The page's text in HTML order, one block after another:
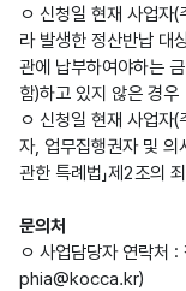
ㅇ 신청일 현재 사업자
라 발생한 정산반납 대
관에 납부하여야하는
함)하고 있지 않은 경우
ㅇ 신청일 현재 사업자
자, 업무집행권자 및 의
관한 특례법」제2조의
문의처
ㅇ 사업담당자 연락
phia@kocca.kr)